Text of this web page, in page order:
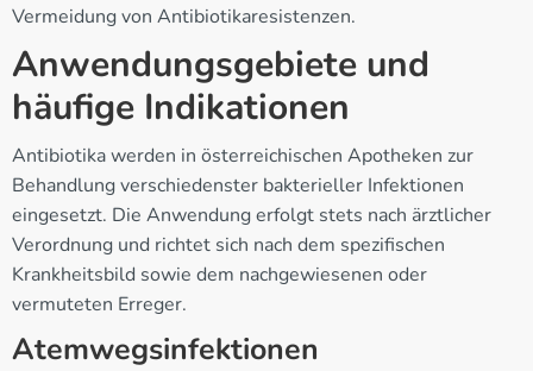
Vermeidung von Antibiotikaresistenzen.
Anwendungsgebiete und
häufige Indikationen
Antibiotika werden in österreichischen Apotheken zur
Behandlung verschiedenster bakterieller Infektionen
eingesetzt. Die Anwendung erfolgt stets nach ärztlicher
Verordnung und richtet sich nach dem spezifischen
Krankheitsbild sowie dem nachgewiesenen oder
vermuteten Erreger.
Atemwegsinfektionen